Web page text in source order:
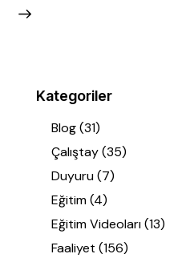
Kategoriler
Blog(31)
Çalıştay(35)
Duyuru(7)
Eğitim(4)
Eğitim Videoları(13)
Faaliyet (156)